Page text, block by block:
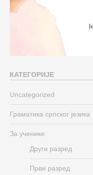
КАТЕГОРИЈЕ
Uncategorized
Граматика српског језика
За ученике
Други разред
Први разред